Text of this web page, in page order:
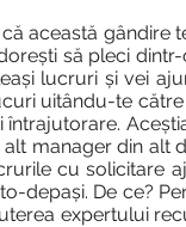
această gândire
să pleci
lucruri și vei
uitându-te
întrajutorare.
manager din alt
cu solicitare
depași. De ce?
expertului